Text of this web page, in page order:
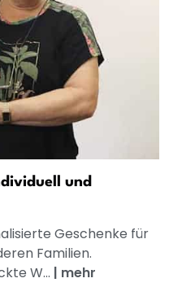
und
Geschenke für
Familien.
W... | mehr